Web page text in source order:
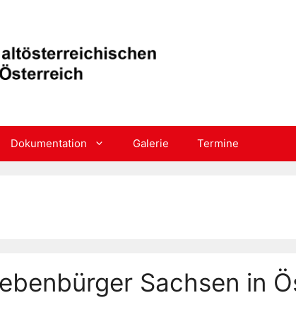
Dokumentation Galerie Termine
Sachsen in